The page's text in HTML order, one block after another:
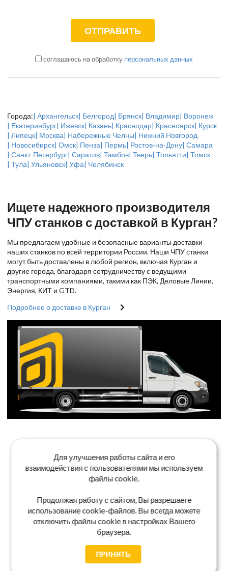
соглашаюсь на обработку персональных данных
Города:| Архангельск| Белгород| Брянск| Владимир| Воронеж
| Екатеринбург| Ижевск| Казань| Краснодар| Красноярск| Курск
| Липецк| Москва| Набережные Челны| Нижний Новгород
| Новосибирск| Омск| Пенза| Пермь| Ростов-на-Дону| Самара
| Санкт-Петербург| Саратов| Тамбов| Тверь| Тольятти| Томск
| Тула| Ульяновск| Уфа| Челябинск
Ищете надежного производителя
ЧПУ станков с доставкой в Курган?
Мы предлагаем удобные и безопасные варианты доставки
наших станков по всей территории России. Наши ЧПУ станки
могут быть доставлены в любой регион, включая Курган и
другие города, благодаря сотрудничеству с ведущими
транспортными компаниями, такими как ПЭК, Деловые Линии,
Энергия, КИТ и GTD.
Подробнее о доставке в Курган
Для улучшения работы сайта и его
взаимодействия с пользователями мы используем
файлы cookie.
Продолжая работу с сайтом, Вы разрешаете
использование cookie-файлов. Вы всегда можете
отключить файлы cookie в настройках Вашего
браузера.
ПРИНЯТЬ